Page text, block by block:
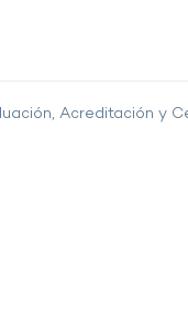
Acreditación y